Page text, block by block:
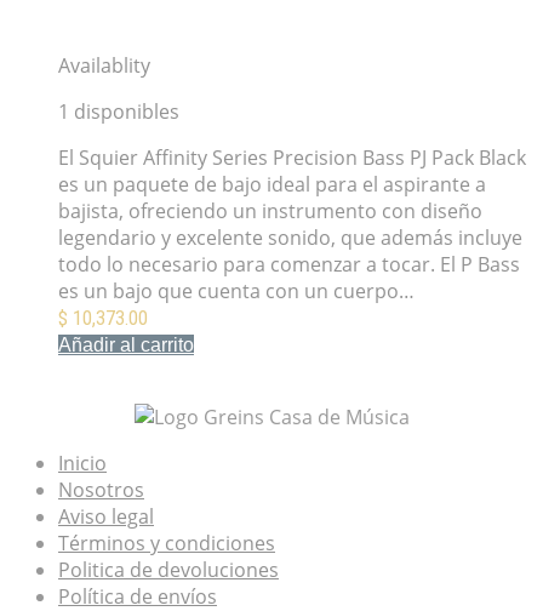
Availablity
1 disponibles
El Squier Affinity Series Precision Bass PJ Pack Black
es un paquete de bajo ideal para el aspirante a
bajista, ofreciendo un instrumento con diseño
legendario y excelente sonido, que además incluye
todo lo necesario para comenzar a tocar. El P Bass
es un bajo que cuenta con un cuerpo…
$ 10,373.00
Añadir al carrito
Inicio
Nosotros
Aviso legal
Términos y condiciones
Politica de devoluciones
Política de envíos